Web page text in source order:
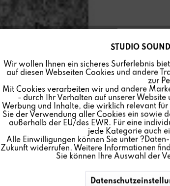
Tracking
Personalisierung
STUDIO
Wir wollen Ihnen ein sicheres Surferlebnis
auf diesen Webseiten Cookies und andere
zur
Mit Cookies verarbeiten wir und andere
- durch Ihr Verhalten auf unserer
Werbung und Inhalte, die wirklich relevant
Sie der Verwendung aller Cookies ein sowie
außerhalb der EU/des EWR. Für eine
jede Kategorie auch
Alle Einwilligungen können Sie unter
Zukunft widerrufen. Weitere Informationen
Sie können Ihre Auswahl der